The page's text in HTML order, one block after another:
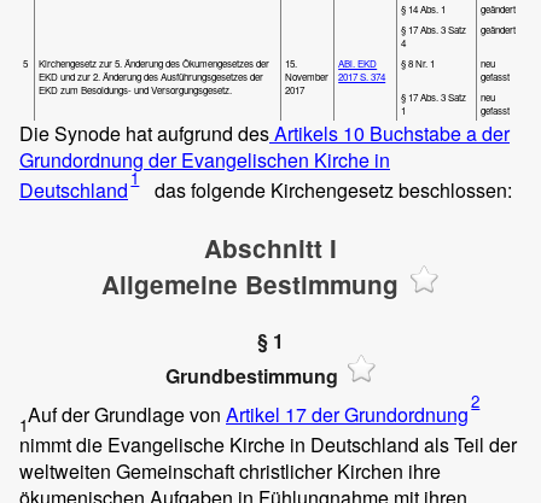
§ 14 Abs. 1
geändert
§ 17 Abs. 3 Satz
4
geändert
5
Kirchengesetz zur 5. Änderung des Ökumengesetzes der
EKD und zur 2. Änderung des Ausführungsgesetzes der
EKD zum Besoldungs- und Versorgungsgesetz.
15.
November
2017
ABl. EKD
2017 S. 374
§ 8 Nr. 1
neu
gefasst
§ 17 Abs. 3 Satz
1
neu
gefasst
Die Synode hat aufgrund desArtikels 10 Buchstabe a der
Grundordnung der Evangelischen Kirche in
Deutschland1 das folgende Kirchengesetz beschlossen:
Abschnitt I
Allgemeine Bestimmung
§ 1
Grundbestimmung
1Auf der Grundlage von Artikel 17 der Grundordnung2
nimmt die Evangelische Kirche in Deutschland als Teil der
weltweiten Gemeinschaft christlicher Kirchen ihre